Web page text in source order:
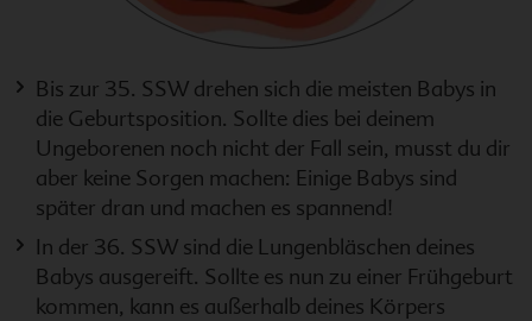
Bis zur 35. SSW drehen sich die meisten Babys in
die Geburtsposition. Sollte dies bei deinem
Ungeborenen noch nicht der Fall sein, musst du dir
aber keine Sorgen machen: Einige Babys sind
später dran und machen es spannend!
In der 36. SSW sind die Lungenbläschen deines
Babys ausgereift. Sollte es nun zu einer Frühgeburt
kommen, kann es außerhalb deines Körpers